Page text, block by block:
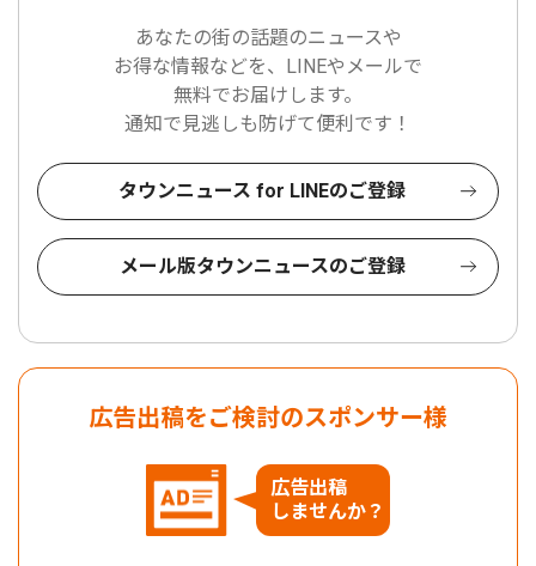
あなたの街の話題のニュースや
お得な情報などを、LINEやメールで
無料でお届けします。
通知で見逃しも防げて便利です！
タウンニュース for LINEのご登録
メール版タウンニュースのご登録
広告出稿をご検討のスポンサー様
広告出稿
しませんか？